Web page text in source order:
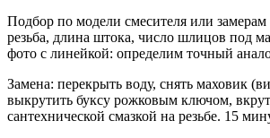
Подбор по модели смесителя или замерам
резьба, длина штока, число шлицов под
фото с линейкой: определим точный
Замена: перекрыть воду, снять маховик
выкрутить буксу рожковым ключом,
сантехнической смазкой на резьбе. 15